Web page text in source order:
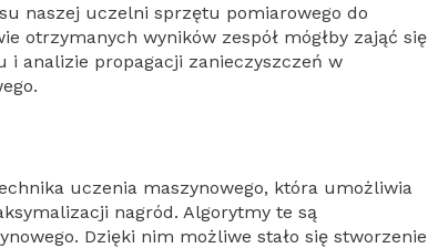
naszej uczelni sprzętu pomiarowego do
otrzymanych wyników zespół mógłby zająć się
analizie propagacji zanieczyszczeń w
uczenia maszynowego, która umożliwia
nagród. Algorytmy te są
Dzięki nim możliwe stało się stworzenie